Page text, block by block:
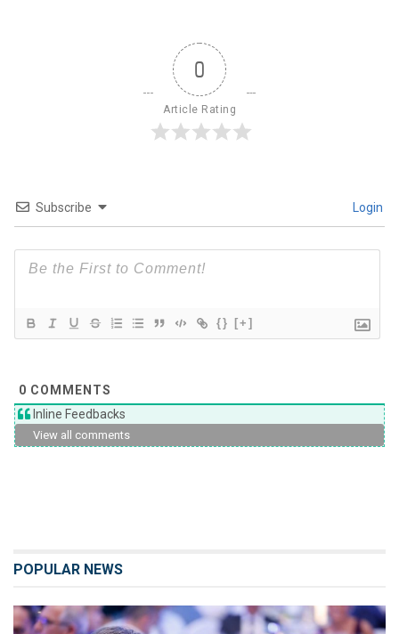
0
Article Rating
Subscribe Login
{} [+]
0 COMMENTS
Inline Feedbacks
View all comments
POPULAR NEWS